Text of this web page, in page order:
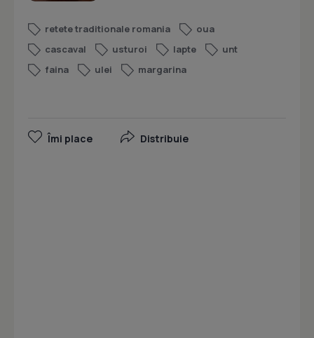
retete traditionale romania
oua
cascaval
usturoi lapte
unt
faina
ulei margarina
Îmi place Distribuie